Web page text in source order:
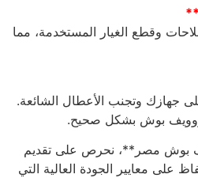
وقطع الغيار المستخدمة، مما
جهازك وتجنب الأعطال الشائعة.
بوش بشكل صحيح.
بوش مصر**، نحرص على تقديم
على معايير الجودة العالية التي